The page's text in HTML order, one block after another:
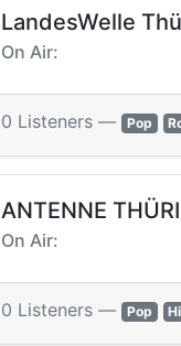
LandesWelle
On Air:
0 Listeners — Pop
ANTENNE
On Air:
0 Listeners — Pop